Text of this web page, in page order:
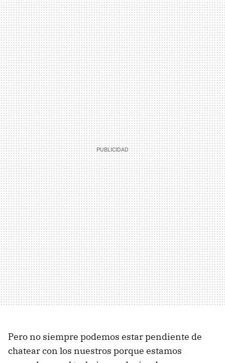
Pero no siempre podemos estar pendiente de
chatear con los nuestros porque estamos